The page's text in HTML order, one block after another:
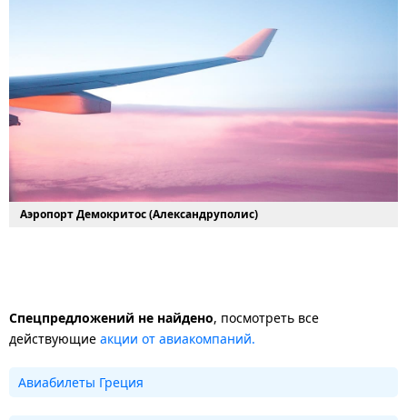
Аэропорт Демокритос (Александруполис)
Спецпредложений не найдено, посмотреть все
действующие акции от авиакомпаний.
Авиабилеты Греция